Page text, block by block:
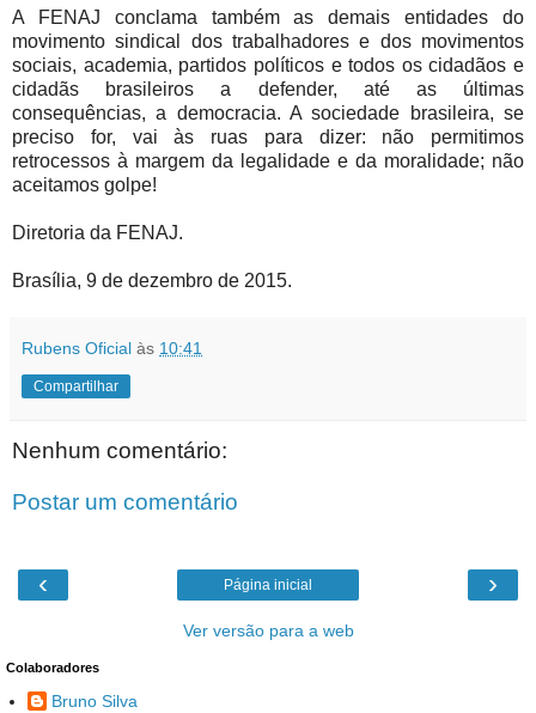
A FENAJ conclama também as demais entidades do
movimento sindical dos trabalhadores e dos movimentos
sociais, academia, partidos políticos e todos os cidadãos e
cidadãs brasileiros a defender, até as últimas
consequências, a democracia. A sociedade brasileira, se
preciso for, vai às ruas para dizer: não permitimos
retrocessos à margem da legalidade e da moralidade; não
aceitamos golpe!
Diretoria da FENAJ.
Brasília, 9 de dezembro de 2015.
Rubens Oficial às 10:41
Compartilhar
Nenhum comentário:
Postar um comentário
‹ ›
Página inicial
Ver versão para a web
Colaboradores
Bruno Silva